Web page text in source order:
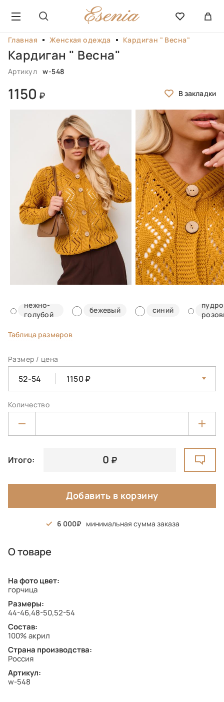
Главная Женская одежда Кардиган " Весна"
Кардиган " Весна"
Артикул w-548
1150
нежно-
голубой
бежевый синий
Таблица размеров
Размер / цена
52-54 1150
Количество
Итого: 0
Добавить в корзину
6 000 минимальная сумма заказа
О товаре
На фото цвет:
горчица
Размеры:
44-46,48-50,52-54
Состав:
100% акрил
Страна производства:
Россия
Артикул:
w-548